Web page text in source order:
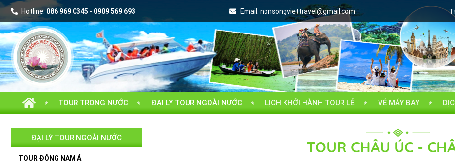
Hotline:086 969 0345 - 0909 569 693 Email: nonsongviettravel@gmail.com
TOUR TRONG NƯỚC ĐẠI LÝ TOUR NGOÀI NƯỚC LỊCH KHỞI HÀNH TOUR LẺ VÉ MÁY BAY
ĐẠI LÝ TOUR NGOÀI NƯỚC
TOUR ĐÔNG NAM Á
TOUR CHÂU ÚC -